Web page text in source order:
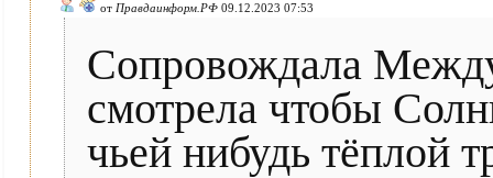
от Правдаинформ.РФ 09.12.2023 07:53
Сопровождала
смотрела чтобы
чьей нибудь тёплой